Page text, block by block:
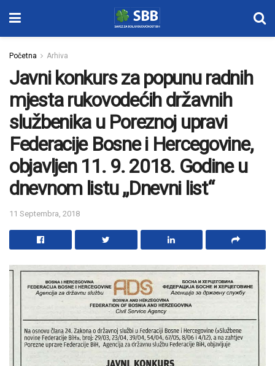
Početna Arhiva
Javni konkurs za popunu radnih
mjesta rukovodećih državnih
službenika u Poreznoj upravi
Federacije Bosne i Hercegovine,
objavljen 11. 9. 2018. Godine u
dnevnom listu „Dnevni list“
11 Septembra, 2018